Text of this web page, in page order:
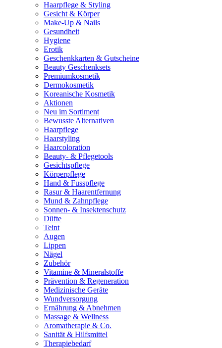
Haarpflege & Styling
Gesicht & Körper
Make-Up & Nails
Gesundheit
Hygiene
Erotik
Geschenkkarten & Gutscheine
Beauty Geschenksets
Premiumkosmetik
Dermokosmetik
Koreanische Kosmetik
Aktionen
Neu im Sortiment
Bewusste Alternativen
Haarpflege
Haarstyling
Haarcoloration
Beauty- & Pflegetools
Gesichtspflege
Körperpflege
Hand & Fusspflege
Rasur & Haarentfernung
Mund & Zahnpflege
Sonnen- & Insektenschutz
Düfte
Teint
Augen
Lippen
Nägel
Zubehör
Vitamine & Mineralstoffe
Prävention & Regeneration
Medizinische Geräte
Wundversorgung
Ernährung & Abnehmen
Massage & Wellness
Aromatherapie & Co.
Sanität & Hilfsmittel
Therapiebedarf